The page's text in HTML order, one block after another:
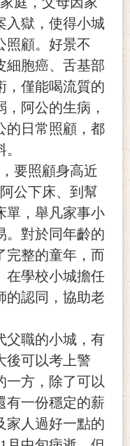
入獄，使得小城
照顧。好景不
細胞癌、舌基部
，僅能喝流質的
阿公的生病，
的日常照顧，都
要照顧身高近
公下床、到幫
單，舉凡家事小
。對於同年齡的
完整的童年，而
在學校小城擔任
的認同，協助老
父職的小城，有
後可以考上警
一方，除了可以
有一份穩定的薪
家人過好一點的